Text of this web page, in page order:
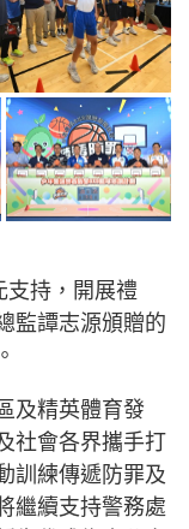
支持，開展禮
監譚志源頒贈的
及精英體育發
社會各界攜手打
訓練傳遞防罪及
繼續支持警務處